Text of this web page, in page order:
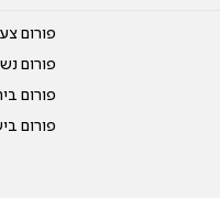
פורום
פורום
פורום
פורום